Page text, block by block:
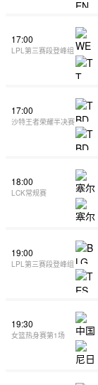
17:00
LPL第三赛段登峰组
17:00
沙特王者荣耀半决赛
18:00
LCK常规赛
19:00
LPL第三赛段登峰组
19:30
女篮热身赛第1场